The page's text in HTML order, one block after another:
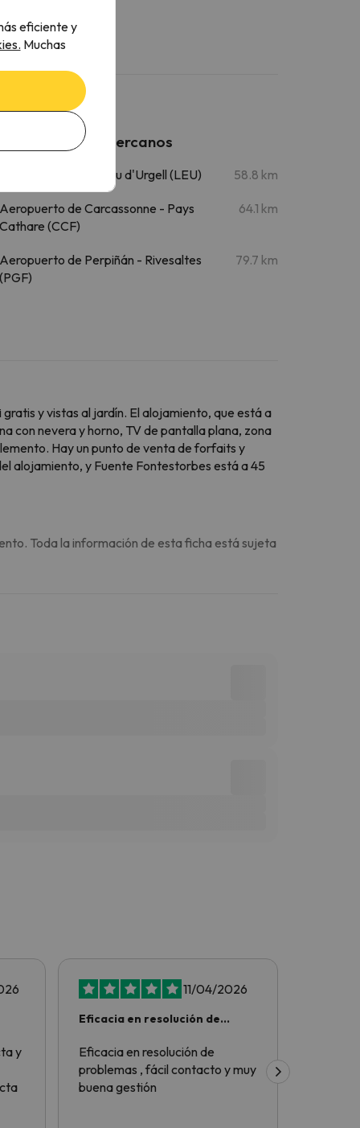
Aeropuertos cercanos
Aeropuerto de La Seu d'Urgell (LEU) 58.8 km
Aeropuerto de Carcassonne - Pays
Cathare (CCF)
64.1 km
Aeropuerto de Perpiñán - Rivesaltes
(PGF)
79.7 km
y vistas al jardín. El alojamiento, que está a
con nevera y horno, TV de pantalla plana, zona
Hay un punto de venta de forfaits y
alojamiento, y Fuente Fontestorbes está a 45
Toda la información de esta ficha está sujeta
y
11/04/2026
Eficacia en resolución de
Eficacia en resolución de
problemas , fácil contacto y muy
buena gestión
eficiente y
Muchas